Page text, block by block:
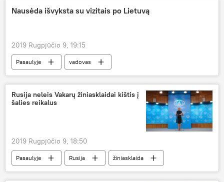
Sporto naujienos
Nausėda išvyksta su vizitais po Lietuvą
2019 Rugpjūčio 9, 19:15
Pasaulyje vadovas
Rusija neleis Vakarų žiniasklaidai kištis į
šalies reikalus
2019 Rugpjūčio 9, 18:50
Pasaulyje Rusija žiniasklaida